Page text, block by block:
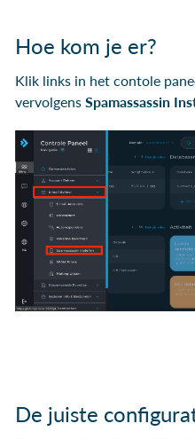
Hoe kom je er?
Klik links in het contole
vervolgens Spamassassin
De juiste